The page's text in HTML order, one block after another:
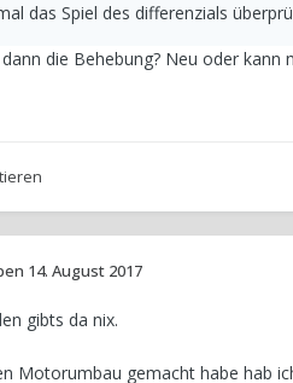
das Spiel des differenzials
die Behebung? Neu oder kann
14. August 2017
gibts da nix.
Motorumbau gemacht habe hab